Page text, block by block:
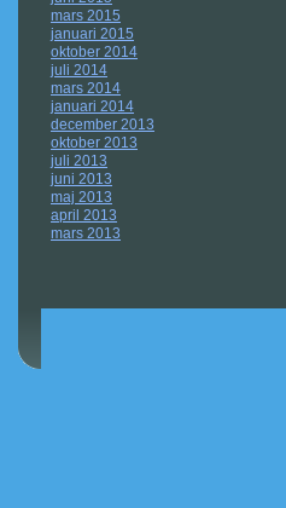
mars 2015
januari 2015
oktober 2014
juli 2014
mars 2014
januari 2014
december 2013
oktober 2013
juli 2013
juni 2013
maj 2013
april 2013
mars 2013